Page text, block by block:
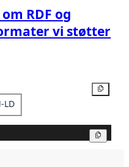
RDF og
vi støtter
LD